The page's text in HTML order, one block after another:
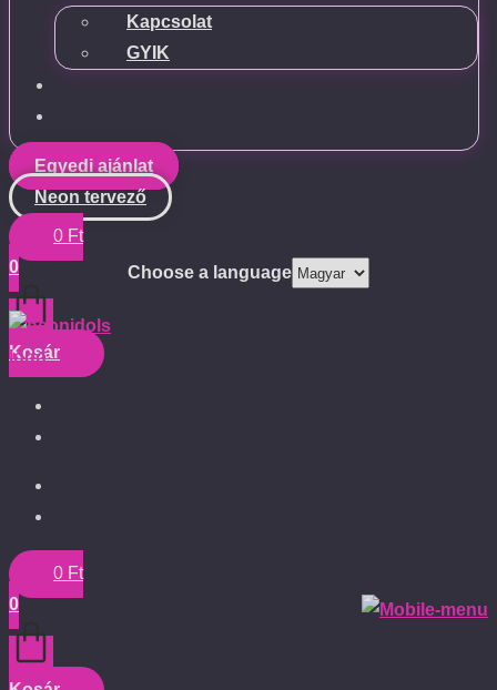
Kapcsolat
GYIK
Egyedi ajánlat
Neon tervező
0 Ft
0
Kosár
Choose a language
0 Ft
0